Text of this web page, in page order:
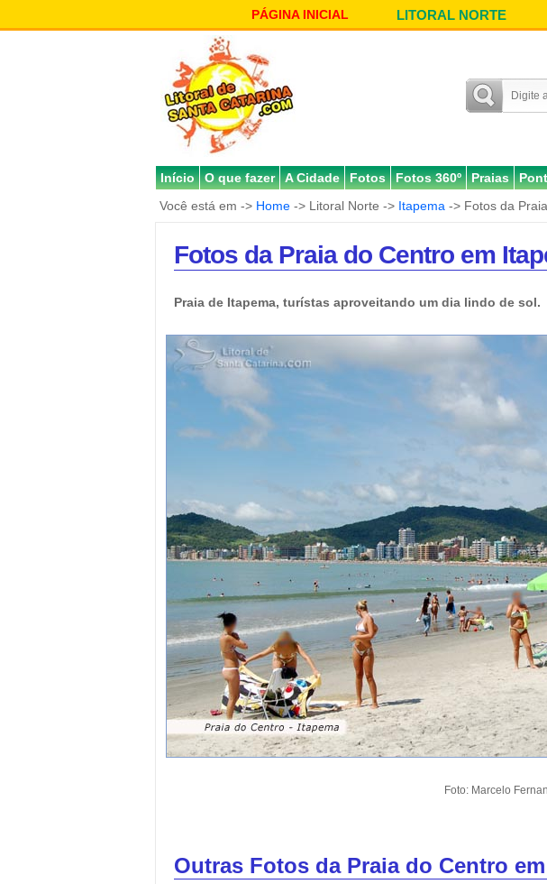
PÁGINA INICIAL LITORAL NORTE
Início O que fazer A Cidade Fotos Fotos 360º Praias
Você está em -> Home -> Litoral Norte -> Itapema -> Fotos da
Fotos da Praia do Centro em
Praia de Itapema, turístas aproveitando um dia lindo de sol.
Foto: Marcelo
Outras Fotos da Praia do Centro